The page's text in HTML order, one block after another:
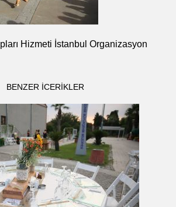
Hizmeti İstanbul Organizasyon
BENZER ICERIKLER